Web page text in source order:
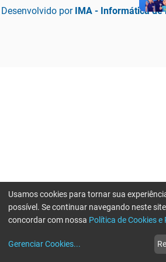
Desenvolvido por IMA - Informática de
Usamos cookies para tornar sua
possível. Se continuar navegando neste
concordar com nossa Política de Cookies
Gerenciar Cookies...
Erro ao enviar informações, por favor